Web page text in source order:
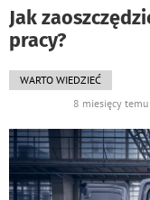
Jak
pracy?
WARTO WIEDZIEĆ
8 miesięcy